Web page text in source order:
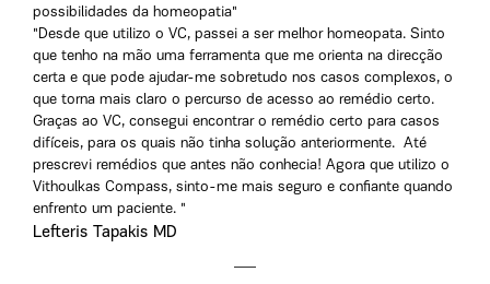
possibilidades da homeopatia"
"Desde que utilizo o VC, passei a ser melhor homeopata. Sinto
que tenho na mão uma ferramenta que me orienta na direcção
certa e que pode ajudar-me sobretudo nos casos complexos, o
que torna mais claro o percurso de acesso ao remédio certo.
Graças ao VC, consegui encontrar o remédio certo para casos
difíceis, para os quais não tinha solução anteriormente. Até
prescrevi remédios que antes não conhecia! Agora que utilizo o
Vithoulkas Compass, sinto-me mais seguro e confiante quando
enfrento um paciente. "
Lefteris Tapakis MD